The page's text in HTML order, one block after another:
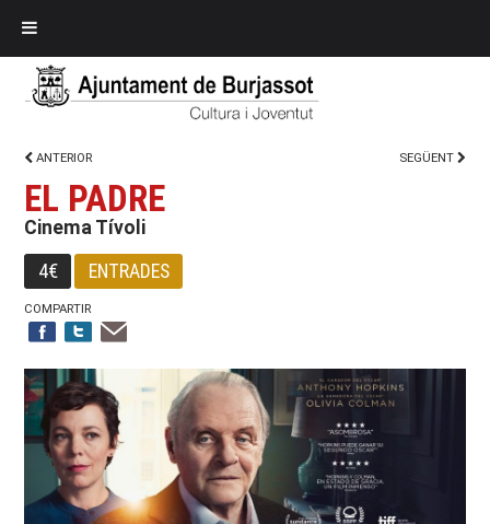
ANTERIOR SEGÜENT
EL PADRE
Cinema Tívoli
4€ ENTRADES
COMPARTIR